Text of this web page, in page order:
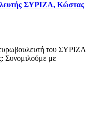
ΣΥΡΙΖΑ, Κώστας
του ΣΥΡΙΖΑ
Συνομιλούμε με